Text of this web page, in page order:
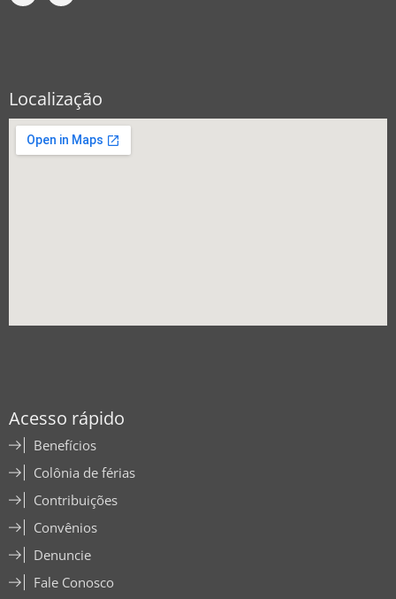
Localização
Acesso rápido
Benefícios
Colônia de férias
Contribuições
Convênios
Denuncie
Fale Conosco